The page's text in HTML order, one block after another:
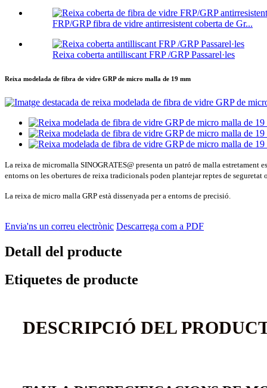
FRP/GRP fibra de vidre antirresistent coberta de Gr...
Reixa coberta antilliscant FRP /GRP Passarel·les
Reixa modelada de fibra de vidre GRP de micro malla de 19 mm
La reixa de micromalla SINOGRATES@ presenta un patró de malla
entorns on les obertures de reixa tradicionals poden plantejar reptes de seguretat
La reixa de micro malla GRP està dissenyada per a entorns de precisió.
Envia'ns un correu electrònic Descarrega com a PDF
Detall del producte
Etiquetes de producte
DESCRIPCIÓ DEL